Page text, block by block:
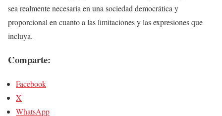
sea realmente necesaria en una sociedad democrática y
proporcional en cuanto a las limitaciones y las expresiones que
incluya.
Comparte:
Facebook
X
WhatsApp